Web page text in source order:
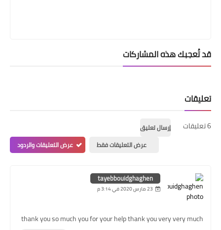
قد تُعجبك هذه المشاركات
تعليقات
6 تعليقات
إرسال تعليق
عرض التعليقات فقط
عرض التعليقات والردود
tayebbouidghaghen
23 مارس 2020 في 3:14 م
thank you so much you for your help thank you very very much